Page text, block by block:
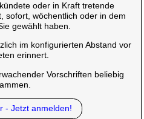
oder in Kraft tretende
sofort, wöchentlich oder in dem
gewählt haben.
im konfigurierten Abstand vor
erinnert.
Vorschriften beliebig
- Jetzt anmelden!